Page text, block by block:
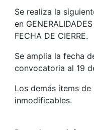
Se realiza la
en
FECHA DE CIERRE.
Se amplia la fecha
convocatoria al 19
Los demás ítems
inmodificables.